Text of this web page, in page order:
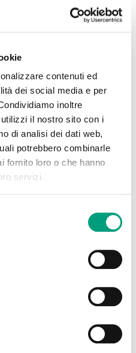
contenuti ed
dei social media e per
inoltre
il nostro sito con i
di analisi dei dati web,
potrebbero combinarle
fornito loro o che hanno
servizi.